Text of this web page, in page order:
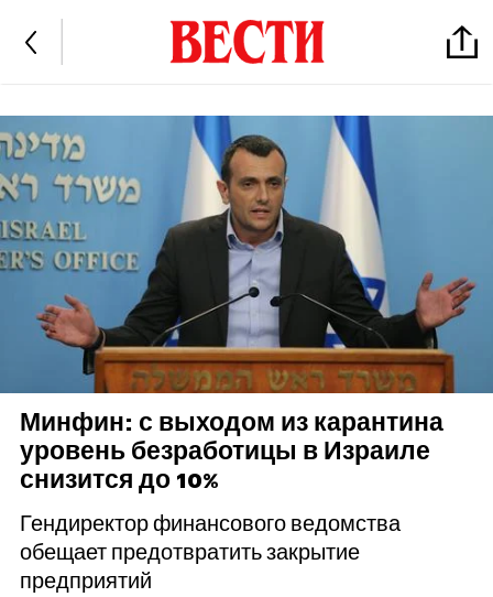
Минфин: с выходом из карантина
уровень безработицы в Израиле
снизится до 10%
Гендиректор финансового ведомства
обещает предотвратить закрытие
предприятий